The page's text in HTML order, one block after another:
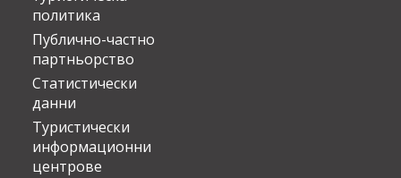
политика
Публично-частно
партньорство
Статистически
данни
Туристически
информационни
центрове